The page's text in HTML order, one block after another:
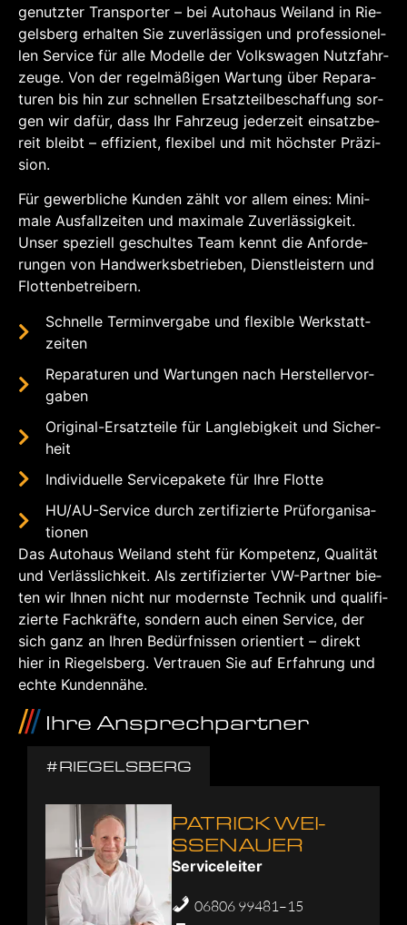
genutz­ter Trans­por­ter – bei Auto­haus Wei­land in Rie­
gels­berg erhal­ten Sie zuver­läs­si­gen und pro­fes­sio­nel­
len Ser­vice für alle Model­le der Volks­wa­gen Nutz­fahr­
zeu­ge. Von der regel­mä­ßi­gen War­tung über Repa­ra­
tu­ren bis hin zur schnel­len Ersatz­teil­be­schaf­fung sor­
gen wir dafür, dass Ihr Fahr­zeug jeder­zeit ein­satz­be­
reit bleibt – effi­zi­ent, fle­xi­bel und mit höchs­ter Prä­zi­
si­on.
Für gewerb­li­che Kun­den zählt vor allem eines: Mini­
ma­le Aus­fall­zei­ten und maxi­ma­le Zuver­läs­sig­keit.
Unser spe­zi­ell geschul­tes Team kennt die Anfor­de­
run­gen von Hand­werks­be­trie­ben, Dienst­leis­tern und
Flot­ten­be­trei­bern.
Schnel­le Ter­min­ver­ga­be und fle­xi­ble Werk­statt­
zei­ten
Repa­ra­tu­ren und War­tun­gen nach Her­stel­ler­vor­
ga­ben
Ori­gi­nal-Ersatz­tei­le für Lang­le­big­keit und Sicher­
heit
Indi­vi­du­el­le Ser­vice­pa­ke­te für Ihre Flot­te
HU/AU-Ser­vice durch zer­ti­fi­zier­te Prüf­or­ga­ni­sa­
tio­nen
Das Auto­haus Wei­land steht für Kom­pe­tenz, Qua­li­tät
und Ver­läss­lich­keit. Als zer­ti­fi­zier­ter VW-Part­ner bie­
ten wir Ihnen nicht nur moderns­te Tech­nik und qua­li­fi­
zier­te Fach­kräf­te, son­dern auch einen Ser­vice, der
sich ganz an Ihren Bedürf­nis­sen ori­en­tiert – direkt
hier in Rie­gels­berg. Ver­trau­en Sie auf Erfah­rung und
ech­te Kun­den­nä­he.
Ihre Ansprech­part­ner
#RIE­GELS­BERG
PATRICK WEI­
SSE­NAU­ER
Ser­vice­lei­ter
06806 99481–15